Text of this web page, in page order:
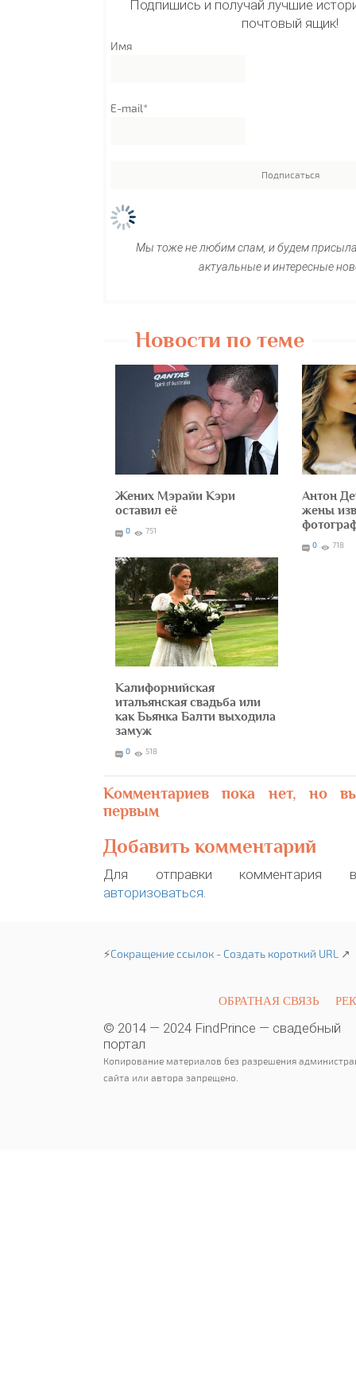
Подпишись и получай лучшие
почтовый ящик!
Имя
E-mail*
Мы тоже не любим спам, и будем
актуальные и интересные
Новости по теме
Жених Мэрайи Кэри
оставил её
0 751
Антон
жены
0 718
Калифорнийская
итальянская свадьба или
как Бьянка Балти выходила
замуж
0 518
Комментариев пока нет, но
первым
Добавить комментарий
Для отправки комментария
авторизоваться.
⚡Сокращение ссылок - Создать короткий URL ↗
ОБРАТНАЯ СВЯЗЬ
© 2014 — 2024 FindPrince — свадебный
портал
Копирование материалов без разрешения
сайта или автора запрещено.